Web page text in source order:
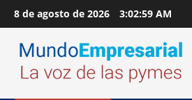
Saltar
al
contenido
8 de agosto de 2026 3:03:00 AM